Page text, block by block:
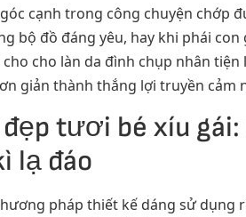
cạnh trong công chuyện chớp
bộ đồ đáng yêu, hay khi phái
cho làn da đình chụp nhân
giản thành thắng lợi truyền cảm
tươi bé xíu
lạ đáo
pháp thiết kế dáng sử